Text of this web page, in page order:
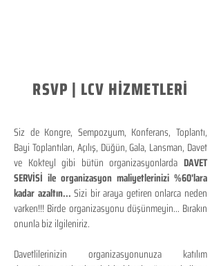
RSVP | LCV HİZMETLERİ
Siz de Kongre, Sempozyum, Konferans, Toplantı,
Bayi Toplantıları, Açılış, Düğün, Gala, Lansman, Davet
ve Kokteyl gibi bütün organizasyonlarda DAVET
SERVİSİ ile organizasyon maliyetlerinizi %60'lara
kadar azaltın...Sizi bir araya getiren onlarca neden
varken!!! Birde organizasyonu düşünmeyin... Bırakın
onunla biz ilgileniriz.
Davetlilerinizin organizasyonunuza katılım